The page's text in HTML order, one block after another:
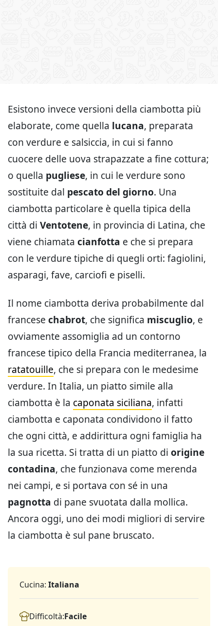
Esistono invece versioni della ciambotta più
elaborate, come quella lucana, preparata
con verdure e salsiccia, in cui si fanno
cuocere delle uova strapazzate a fine cottura;
o quella pugliese, in cui le verdure sono
sostituite dal pescato del giorno. Una
ciambotta particolare è quella tipica della
città di Ventotene, in provincia di Latina, che
viene chiamata cianfotta e che si prepara
con le verdure tipiche di quegli orti: fagiolini,
asparagi, fave, carciofi e piselli.
Il nome ciambotta deriva probabilmente dal
francese chabrot, che significa miscuglio, e
ovviamente assomiglia ad un contorno
francese tipico della Francia mediterranea, la
ratatouille, che si prepara con le medesime
verdure. In Italia, un piatto simile alla
ciambotta è la caponata siciliana, infatti
ciambotta e caponata condividono il fatto
che ogni città, e addirittura ogni famiglia ha
la sua ricetta. Si tratta di un piatto di origine
contadina, che funzionava come merenda
nei campi, e si portava con sé in una
pagnotta di pane svuotata dalla mollica.
Ancora oggi, uno dei modi migliori di servire
la ciambotta è sul pane bruscato.
Cucina: Italiana
Difficoltà:Facile